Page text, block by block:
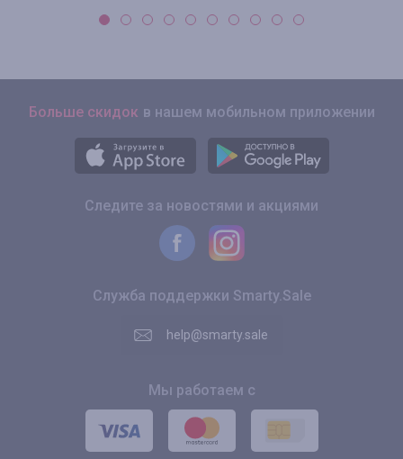
Больше скидок в нашем мобильном приложении
Следите за новостями и акциями
Служба поддержки Smarty.Sale
help@smarty.sale
Мы работаем с